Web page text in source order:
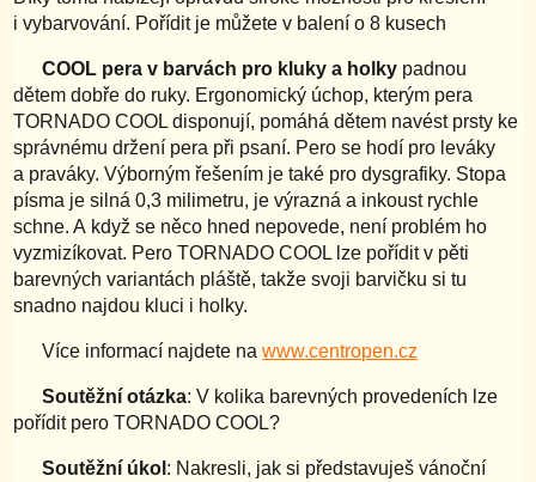
i vybarvování. Pořídit je můžete v balení o 8 kusech
COOL pera v barvách pro kluky a holky padnou
dětem dobře do ruky. Ergonomický úchop, kterým pera
TORNADO COOL disponují, pomáhá dětem navést prsty ke
správnému držení pera při psaní. Pero se hodí pro leváky
a praváky. Výborným řešením je také pro dysgrafiky. Stopa
písma je silná 0,3 milimetru, je výrazná a inkoust rychle
schne. A když se něco hned nepovede, není problém ho
vyzmizíkovat. Pero TORNADO COOL lze pořídit v pěti
barevných variantách pláště, takže svoji barvičku si tu
snadno najdou kluci i holky.
Více informací najdete nawww.centropen.cz
Soutěžní otázka: V kolika barevných provedeních lze
pořídit pero TORNADO COOL?
Soutěžní úkol : Nakresli, jak si představuješ vánoční